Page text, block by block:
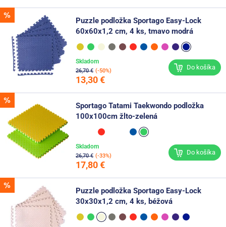
Puzzle podložka Sportago Easy-Lock
60x60x1,2 cm, 4 ks, tmavo modrá
26,70 € (-50%)
13,30 €
Skladom
Do košíka
Sportago Tatami Taekwondo podložka
100x100cm žlto-zelená
26,70 € (-33%)
17,80 €
Skladom
Do košíka
Puzzle podložka Sportago Easy-Lock
30x30x1,2 cm, 4 ks, béžová